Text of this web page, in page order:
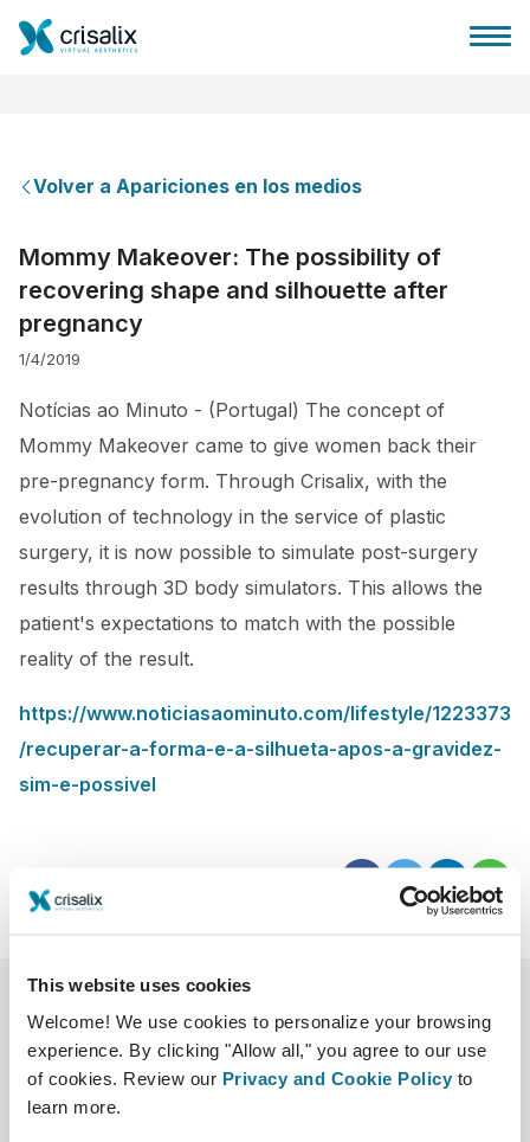
This website uses cookies
Welcome! We use cookies to personalize your browsing
experience. By clicking "Allow all," you agree to our use
of cookies. Review our Privacy and Cookie Policy to
learn more.
Plataforma 3D de negocio
Planes y Precios
Reseñas de pacientes
Volver a Apariciones en los medios
Mommy Makeover: The possibility of
recovering shape and silhouette after
pregnancy
1/4/2019
Notícias ao Minuto - (Portugal) The concept of
Mommy Makeover came to give women back their
pre-pregnancy form. Through Crisalix, with the
evolution of technology in the service of plastic
surgery, it is now possible to simulate post-surgery
results through 3D body simulators. This allows the
patient's expectations to match with the possible
reality of the result.
https://www.noticiasaominuto.com/lifestyle/1223373
/recuperar-a-forma-e-a-silhueta-apos-a-gravidez-
sim-e-possivel